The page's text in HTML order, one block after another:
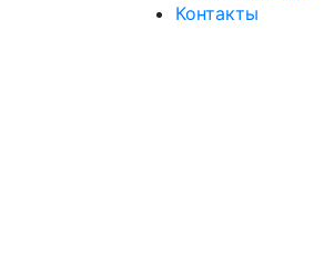
Контакты